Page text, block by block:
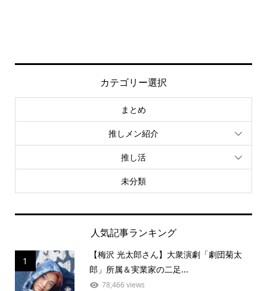
カテゴリー選択
まとめ
推しメン紹介
推し活
未分類
人気記事ランキング
1
【梅沢 光太郎さん】大衆演劇「劇団菊太
郎」所属＆実業家の二足...
78,466 views